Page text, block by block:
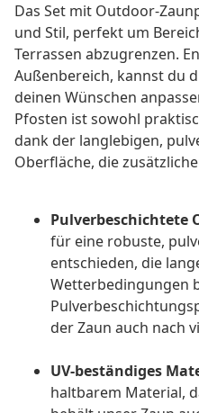
Das Set mit Outdoor-
und Stil, perfekt um
Terrassen abzugrenzen.
Außenbereich, kannst du
deinen Wünschen
Pfosten ist sowohl
dank der langlebigen,
Oberfläche, die
Pulverbeschichtete
für eine robuste,
entschieden, die
Wetterbedingungen
der Zaun auch nach
UV-beständiges
haltbarem Material,